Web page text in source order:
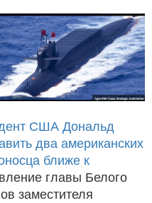
США Дональд
два американских
ближе к
главы Белого
заместителя